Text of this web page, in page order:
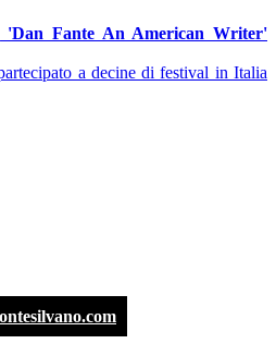
'Dan Fante An American Writer'
a decine di festival in Italia